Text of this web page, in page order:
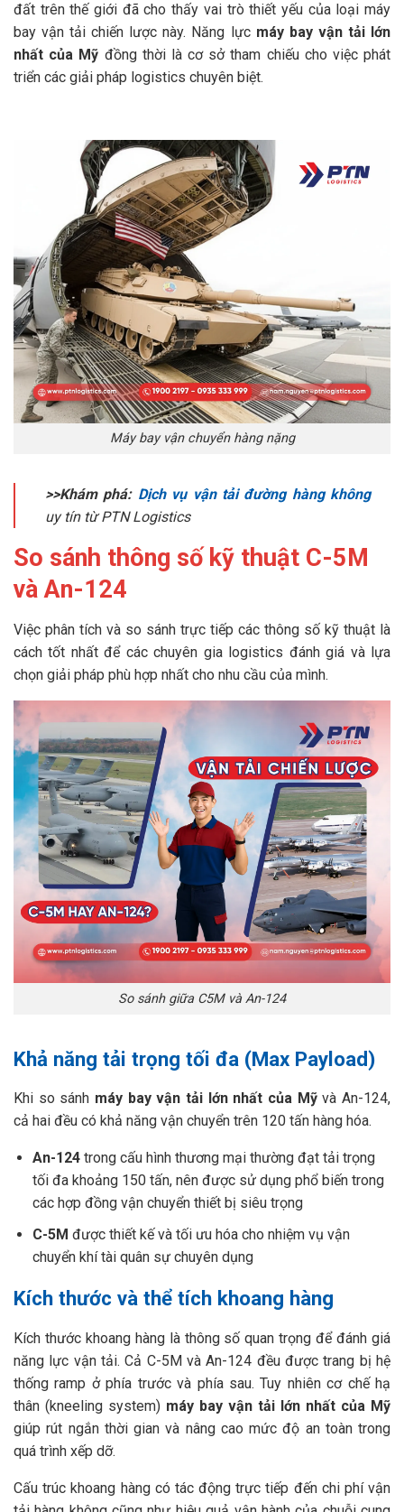
đất trên thế giới đã cho thấy vai trò thiết yếu của loại máy
bay vận tải chiến lược này. Năng lực máy bay vận tải lớn
nhất của Mỹ đồng thời là cơ sở tham chiếu cho việc phát
triển các giải pháp logistics chuyên biệt.
Máy bay vận chuyển hàng nặng
>>Khám phá: Dịch vụ vận tải đường hàng không
uy tín từ PTN Logistics
So sánh thông số kỹ thuật C-5M
và An-124
Việc phân tích và so sánh trực tiếp các thông số kỹ thuật là
cách tốt nhất để các chuyên gia logistics đánh giá và lựa
chọn giải pháp phù hợp nhất cho nhu cầu của mình.
So sánh giữa C5M và An-124
Khả năng tải trọng tối đa (Max Payload)
Khi so sánh máy bay vận tải lớn nhất của Mỹvà An-124,
cả hai đều có khả năng vận chuyển trên 120 tấn hàng hóa.
An-124trong cấu hình thương mại thường đạt tải trọng
tối đa khoảng 150 tấn, nên được sử dụng phổ biến trong
các hợp đồng vận chuyển thiết bị siêu trọng
C-5M được thiết kế và tối ưu hóa cho nhiệm vụ vận
chuyển khí tài quân sự chuyên dụng
Kích thước và thể tích khoang hàng
Kích thước khoang hàng là thông số quan trọng để đánh giá
năng lực vận tải. Cả C-5M và An-124 đều được trang bị hệ
thống ramp ở phía trước và phía sau. Tuy nhiên cơ chế hạ
thân (kneeling system) máy bay vận tải lớn nhất của Mỹ
giúp rút ngắn thời gian và nâng cao mức độ an toàn trong
quá trình xếp dỡ.
Cấu trúc khoang hàng có tác động trực tiếp đến chi phí vận